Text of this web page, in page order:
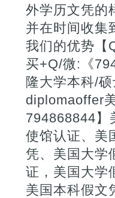
外学历文凭的
并在时间收集
我们的优势【
买+Q/微:《
隆大学本科/
diplomaoffer
794868844】
使馆认证、美
凭、美国大学
证，美国大学
美国本科假文